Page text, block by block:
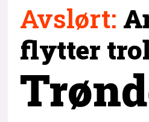
Avslørt:
flytter